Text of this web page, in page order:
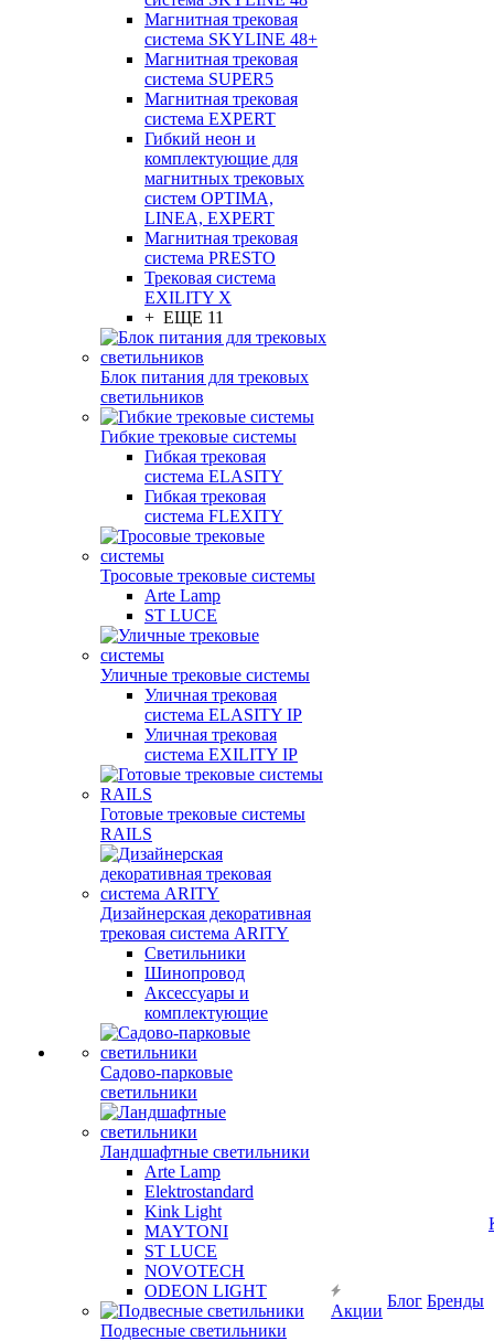
Магнитная трековая
система SKYLINE 48+
Магнитная трековая
система SUPER5
Магнитная трековая
система EXPERT
Гибкий неон и
комплектующие для
магнитных трековых
систем OPTIMA,
LINEA, EXPERT
Магнитная трековая
система PRESTO
Трековая система
EXILITY X
+ ЕЩЕ 11
Блок питания для трековых
светильников
Гибкие трековые системы
Гибкая трековая
система ELASITY
Гибкая трековая
система FLEXITY
Тросовые трековые системы
Arte Lamp
ST LUCE
Уличные трековые системы
Уличная трековая
система ELASITY IP
Уличная трековая
система EXILITY IP
Готовые трековые системы
RAILS
Дизайнерская декоративная
трековая система ARITY
Светильники
Шинопровод
Аксессуары и
комплектующие
Садово-парковые
светильники
Ландшафтные светильники
Arte Lamp
Elektrostandard
Kink Light
MAYTONI
ST LUCE
NOVOTECH
ODEON LIGHT
Подвесные светильники
Акции
Блог Бренды